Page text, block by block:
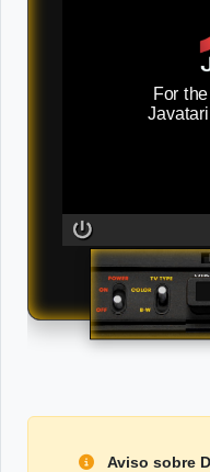
For
Aviso sobre